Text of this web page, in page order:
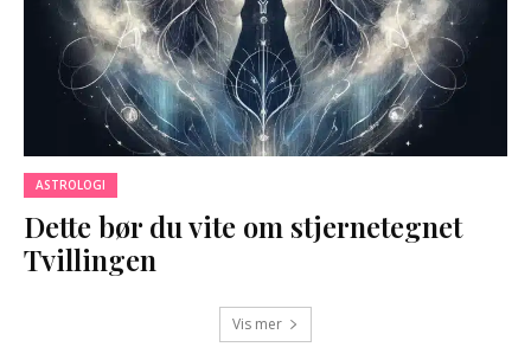
ASTROLOGI
Dette bør du vite om stjernetegnet
Tvillingen
Vis mer